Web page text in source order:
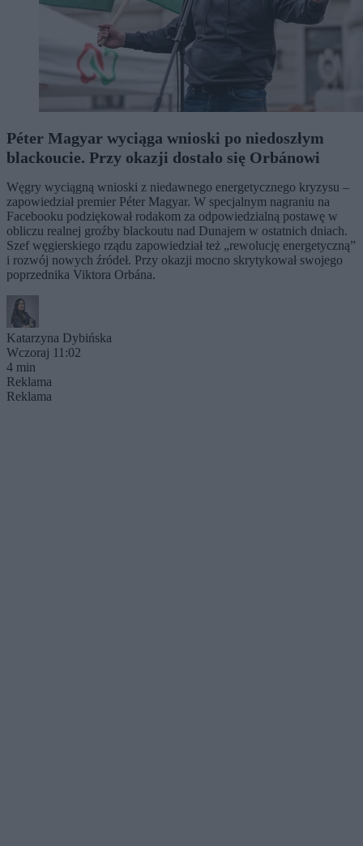
Péter Magyar wyciąga wnioski po niedoszłym
blackoucie. Przy okazji dostało się Orbánowi
Węgry wyciągną wnioski z niedawnego energetycznego kryzysu –
zapowiedział premier Péter Magyar. W specjalnym nagraniu na
Facebooku podziękował rodakom za odpowiedzialną postawę w
obliczu realnej groźby blackoutu nad Dunajem w ostatnich dniach.
Szef węgierskiego rządu zapowiedział też „rewolucję energetyczną”
i rozwój nowych źródeł. Przy okazji mocno skrytykował swojego
poprzednika Viktora Orbána.
Katarzyna Dybińska
Wczoraj 11:02
4 min
Reklama
Reklama